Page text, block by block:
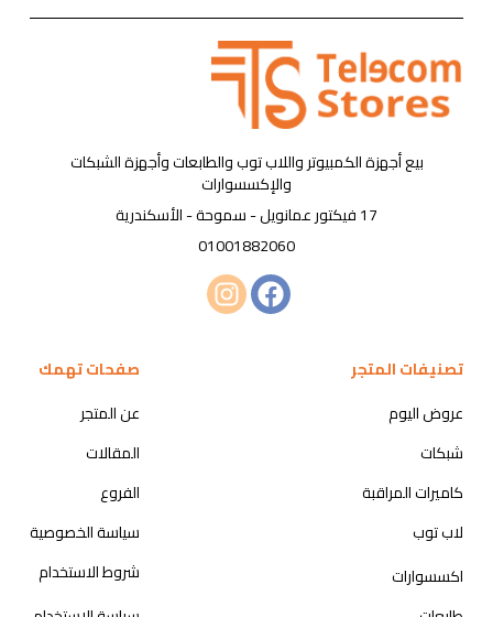
بيع أجهزة الكمبيوتر واللاب توب والطابعات وأجهزة الشبكات
والإكسسوارات
17 فيكتور عمانويل - سموحة - الأسكندرية
01001882060
تصنيفات المتجر
عروض اليوم
شبكات
كاميرات المراقبة
لاب توب
اكسسوارات
صفحات تهمك
عن المتجر
المقالات
الفروع
سياسة الخصوصية
شروط الاستخدام